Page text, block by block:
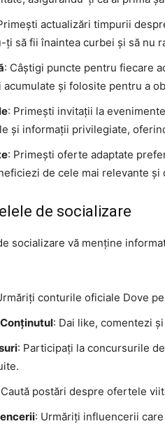
actualizări timpurii
ți să fii înaintea curbei și să nu
: Câștigi puncte pentru fiecare
și folosite pentru a
: Primești invitații la
și informații privilegiate,
: Primești oferte adaptate
de cele mai relevante și
de socializare
socializare vă menține
conturile oficiale Dove
: Dai like, comentezi
: Participați la concursurile
postări despre ofertele
: Urmăriți influencerii